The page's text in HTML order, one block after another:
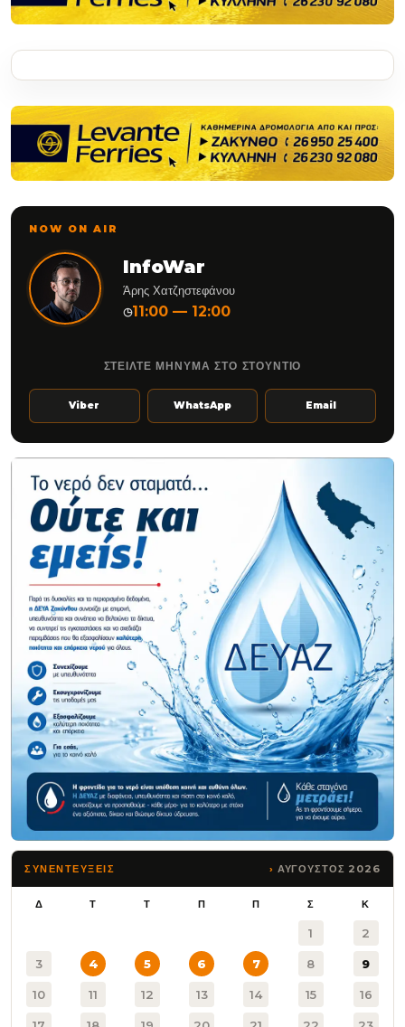
NOW ON AIR
InfoWar
Άρης Χατζηστεφάνου
◷11:00 — 12:00
ΣΤΕΙΛΤΕ ΜΗΝΥΜΑ ΣΤΟ ΣΤΟΥΝΤΙΟ
Viber WhatsApp Email
ΣΥΝΕΝΤΕΥΞΕΙΣ ΑΥΓΟΥΣΤΟΣ 2026
Δ Τ Τ Π Π Σ Κ
1 2
3 4 5 6 7 8 9
10 11 12 13 14 15 16